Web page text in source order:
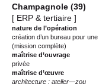
Champagnole (39)
[ ERP & tertiaire ]
nature de l’opération
création d’un bureau pour
(mission complète)
maîtrise d’ouvrage
privée
maîtrise d’œuvre
architecture : atelier—zou